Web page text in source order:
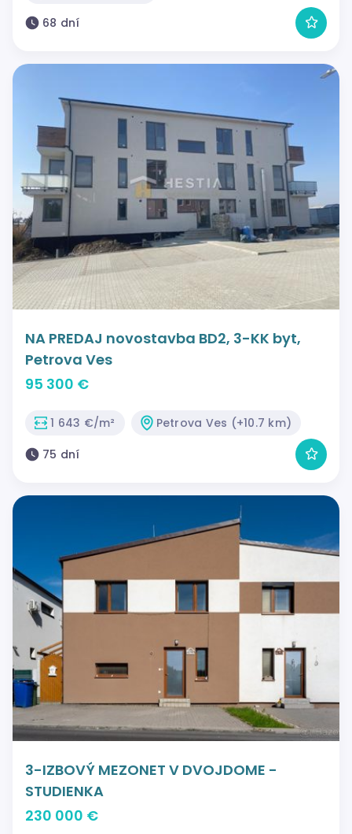
68 dní
NA PREDAJ novostavba BD2, 3-KK byt,
Petrova Ves
95 300 €
1 643 €/m²
Petrova Ves (+10.7 km)
75 dní
3-IZBOVÝ MEZONET V DVOJDOME -
STUDIENKA
230 000 €